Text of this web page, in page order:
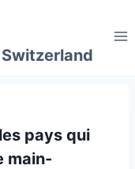
pays qui
main-